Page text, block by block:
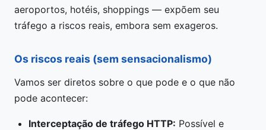
aeroportos, hotéis, shoppings — expõem seu
tráfego a riscos reais, embora sem exageros.
Os riscos reais (sem sensacionalismo)
Vamos ser diretos sobre o que pode e o que não
pode acontecer:
Interceptação de tráfego HTTP: Possível e